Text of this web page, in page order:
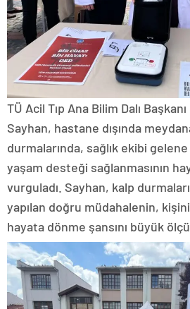
TÜ Acil Tıp Ana Bilim Dalı
Sayhan, hastane dışında
durmalarında, sağlık ekibi
yaşam desteği sağlanmasının
vurguladı. Sayhan, kalp
yapılan doğru müdahalenin,
hayata dönme şansını büyük